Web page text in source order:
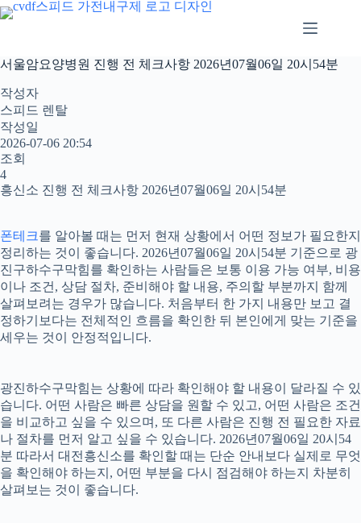
본
문
로
건
너
뛰
기
서울암요양병원 진행 전 체크사항 2026년07월06일 20시54분
작성자
스피드 렌탈
작성일
2026-07-06 20:54
조회
4
흥신소 진행 전 체크사항 2026년07월06일 20시54분
폰테크를 알아볼 때는 먼저 현재 상황에서 어떤 정보가 필요한지
정리하는 것이 좋습니다. 2026년07월06일 20시54분 기준으로 광
진구하수구막힘를 확인하는 사람들은 보통 이용 가능 여부, 비용
이나 조건, 상담 절차, 준비해야 할 내용, 주의할 부분까지 함께
살펴보려는 경우가 많습니다. 처음부터 한 가지 내용만 보고 결
정하기보다는 전체적인 흐름을 확인한 뒤 본인에게 맞는 기준을
세우는 것이 안정적입니다.
광진하수구막힘는 상황에 따라 확인해야 할 내용이 달라질 수 있
습니다. 어떤 사람은 빠른 상담을 원할 수 있고, 어떤 사람은 조건
을 비교하고 싶을 수 있으며, 또 다른 사람은 진행 전 필요한 자료
나 절차를 먼저 알고 싶을 수 있습니다. 2026년07월06일 20시54
분 따라서 대전흥신소를 확인할 때는 단순 안내보다 실제로 무엇
을 확인해야 하는지, 어떤 부분을 다시 점검해야 하는지 차분히
살펴보는 것이 좋습니다.